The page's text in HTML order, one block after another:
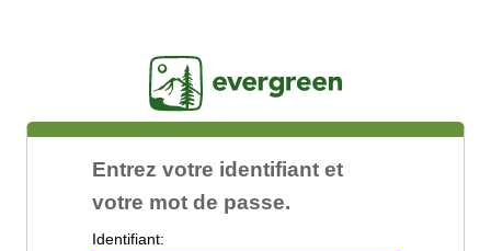
Entrez votre identifiant et
votre mot de passe.
Identifiant: